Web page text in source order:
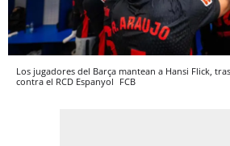
Los jugadores del Barça mantean a Hansi Flick,
contra el RCD Espanyol FCB